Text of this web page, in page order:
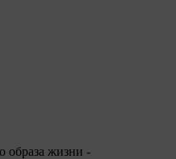
образа жизни -